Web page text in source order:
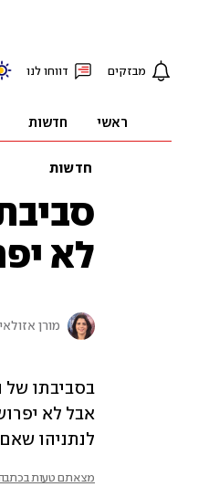
מבזקים דווחו לנו
ראשי חדשות
חדשות
לא
מורן אזולאי
לנתניהו
מצאתם טעות